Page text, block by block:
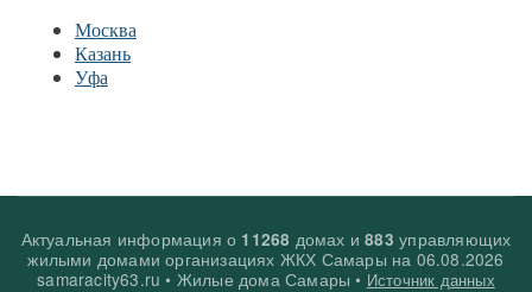
Москва
Казань
Уфа
Актуальная информация о 11268 домах и883управляющих
жилыми домами организациях ЖКХ Самары на 06.08.2026
samaracity63.ru • Жилые дома Самары • Источник данных